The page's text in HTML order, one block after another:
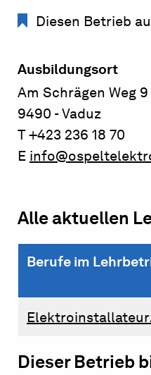
Diesen Betrieb
Ausbildungsort
Am Schrägen Weg 9
9490 - Vaduz
T +423 236 18 70
E
Alle aktuellen
Berufe im
Dieser Betrieb